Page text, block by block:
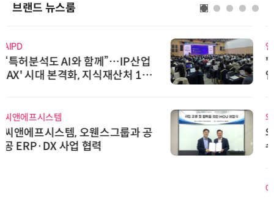
브랜드 뉴스룸
인아그룹
'자동화 산업의 새로운 가능성'…
인아그룹 전국 7개 도시 세미나 페
와이즈스톤
와이즈스톤, 에이데이타 'SCV 기반
수집 데이터'에 DQ인증 최고 등급